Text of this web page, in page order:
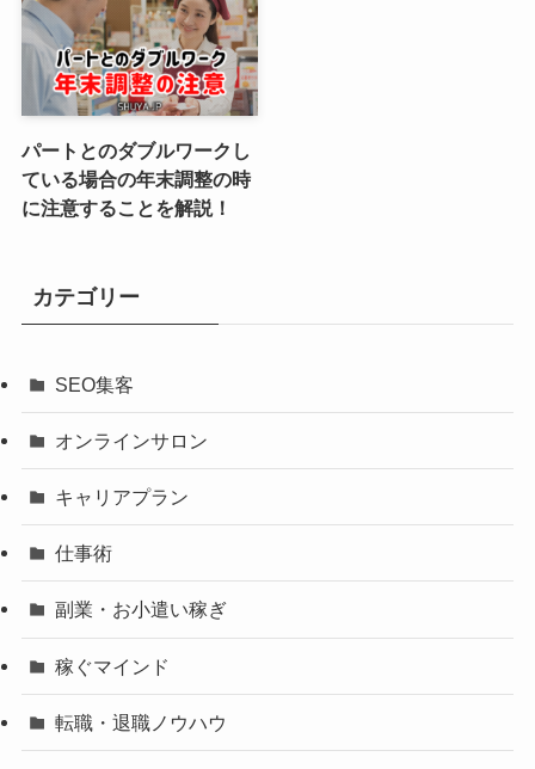
パートとのダブルワークし
ている場合の年末調整の時
に注意することを解説！
カテゴリー
SEO集客
オンラインサロン
キャリアプラン
仕事術
副業・お小遣い稼ぎ
稼ぐマインド
転職・退職ノウハウ